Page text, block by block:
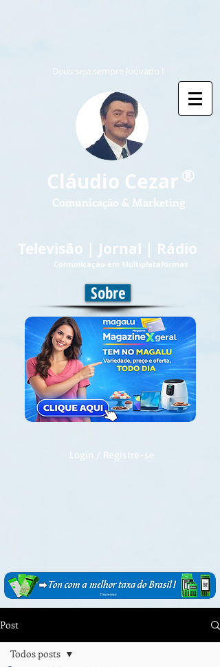
Sobre
Televisão | Jornal | Rádio
Comunicação em Multiplataformas
®
Cláudio Cezar
Comunicação & Marketing
Deus seja sempre louvado !
Login / Registre-se
Post
Todos posts